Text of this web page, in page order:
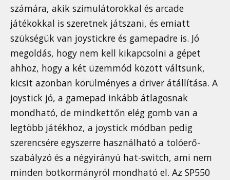
számára, akik szimulátorokkal és arcade
játékokkal is szeretnek játszani, és emiatt
szükségük van joystickre és gamepadre is. Jó
megoldás, hogy nem kell kikapcsolni a gépet
ahhoz, hogy a két üzemmód között váltsunk,
kicsit azonban körülményes a driver átállítása. A
joystick jó, a gamepad inkább átlagosnak
mondható, de mindkettőn elég gomb van a
legtöbb játékhoz, a joystick módban pedig
szerencsére egyszerre használható a tolóerő-
szabályzó és a négyirányú hat-switch, ami nem
minden botkormányról mondható el. Az SP550